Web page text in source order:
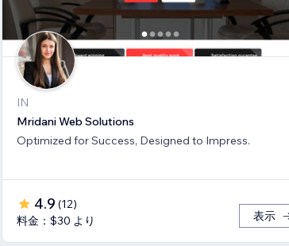
IN
Mridani Web Solutions
Optimized for Success, Designed to Impress.
4.9 (12)
料金：$30 より
表示